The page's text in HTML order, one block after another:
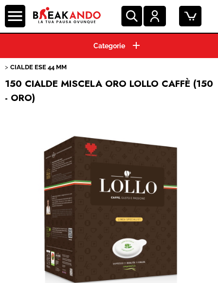
HOME
BEVANDE E SOLUBILI
PRODOTTI HO.RE.CA.
ACCESSORI
RICAMBI
SNACK & BIBITE
CIALDE ESE 44 MM
150 CIALDE MISCELA ORO LOLLO CAFFÈ (150
- ORO)